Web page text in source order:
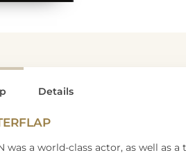
was a world-class actor, as well
Details